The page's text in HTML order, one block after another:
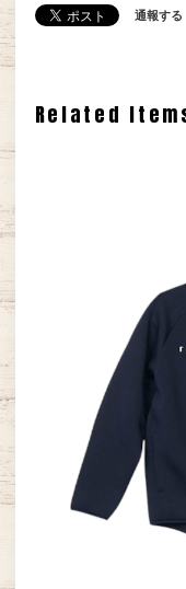
通報する
Related